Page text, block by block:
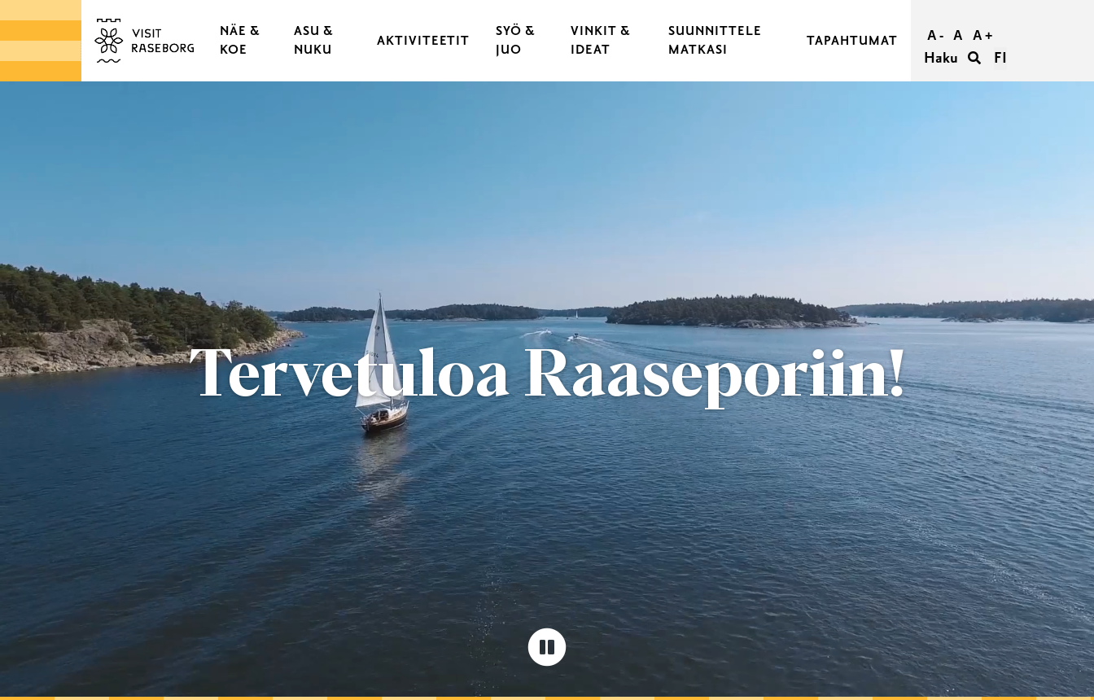
NÄE &
KOE
TORIT & LÄHIRUOKA
DESIGN & KÄSITYÖ
MUSEOT & GALLERIAT
KIRKOT
MUISTOMERKIT & VEISTOKSET
ASU &
NUKU
AKTIVITEETIT
PYÖRÄILY
SAARISTO & VENEILY
SHOPPAILU
KAUNEUS & HYVINVOINTI
SYÖ &
JUO
VINKIT &
IDEAT
SUUNNITTELE
MATKASI
RAASEPORI RYHMILLE
UNOHTUMATTOMAT HÄÄT RAASEPORISSA
KOKOUKSET & JUHLAT
TAPAHTUMAT A - A A +
Haku FI
Tervetuloa Raaseporiin!